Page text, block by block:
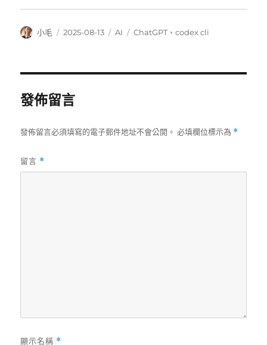
作
小毛
發
2025-08-13
分
AI
標
ChatGPT、codex cli
發佈留言
發佈留言必須填寫的電子郵件地址不會公開。 必填欄位標示為 *
留言 *
顯示名稱 *